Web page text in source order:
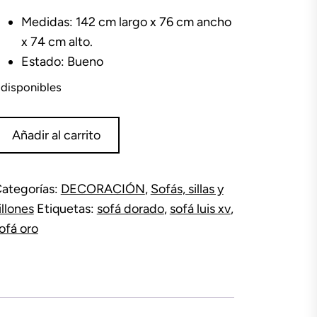
Medidas: 142 cm largo x 76 cm ancho
x 74 cm alto.
Estado: Bueno
disponibles
Añadir al carrito
DECORACIÓN, Sofás, sillas y
Etiquetas: sofá dorado, sofá luis xv,
oro